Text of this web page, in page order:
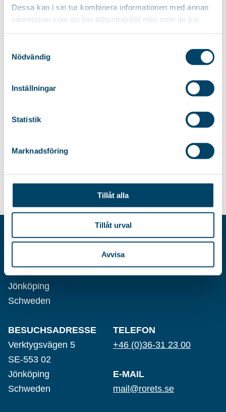
Dessa kan i sin tur kombinera informationen med annan
information som du har tillhandahållit eller som de har
Nödvändig
Inställningar
Statistik
Marknadsföring
Tillåt alla
Tillåt urval
Avvisa
38,85€ 38,85€
Maximale Trocknungsmöglichkeiten
Stabiler Wäscheständer mit
Trockenmöglichkeiten.
Ausziehbare Wäscheleine,
perfekt für den Waschraum,
AB RÖRETS INDUSTRIER
Jönköping
Schweden
BESUCHSADRESSE
Verktygsvägen 5
SE-553 02
Jönköping
Schweden
TELEFON
+46 (0)36-31 23 00
E-MAIL
mail@rorets.se